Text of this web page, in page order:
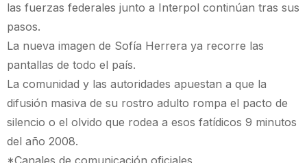
las fuerzas federales junto a Interpol continúan tras sus
pasos.
La nueva imagen de Sofía Herrera ya recorre las
pantallas de todo el país.
La comunidad y las autoridades apuestan a que la
difusión masiva de su rostro adulto rompa el pacto de
silencio o el olvido que rodea a esos fatídicos 9 minutos
del año 2008.